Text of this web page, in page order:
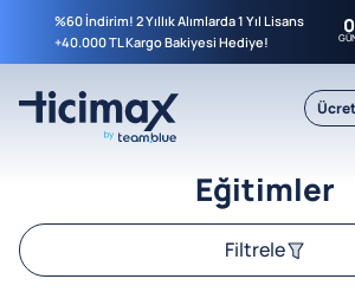
%60 İndirim! 2 Yıllık Alımlarda 1 Yıl Lisans
+40.000 TL Kargo Bakiyesi Hediye!
0
Eğitimler
Filtrele